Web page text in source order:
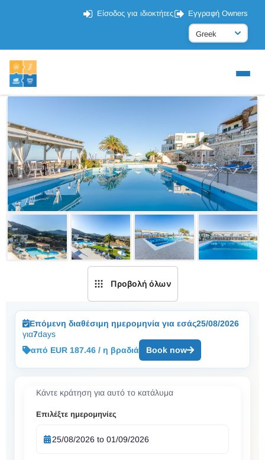
Είσοδος για ιδιοκτήτες Εγγραφή Owners
Προβολή όλων
Επόμενη διαθέσιμη ημερομηνία για εσάς25/08/2026
για7days
από EUR 187.46 / η βραδιά
Book now
Κάντε κράτηση για αυτό το κατάλυμα
Επιλέξτε ημερομηνίες